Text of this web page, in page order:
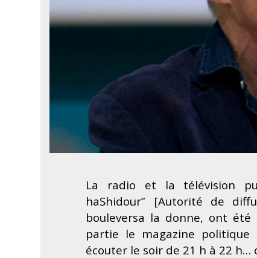
La radio et la télévision
haShidour” [Autorité de
bouleversa la donne, ont
partie le magazine politique
écouter le soir de 21 h à 22 h…